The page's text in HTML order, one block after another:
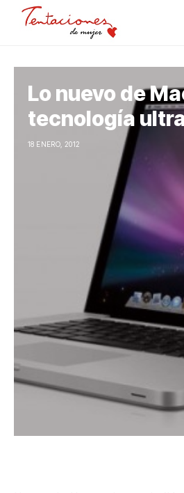
Lo nuevo de
tecnología
18 ENERO, 2012